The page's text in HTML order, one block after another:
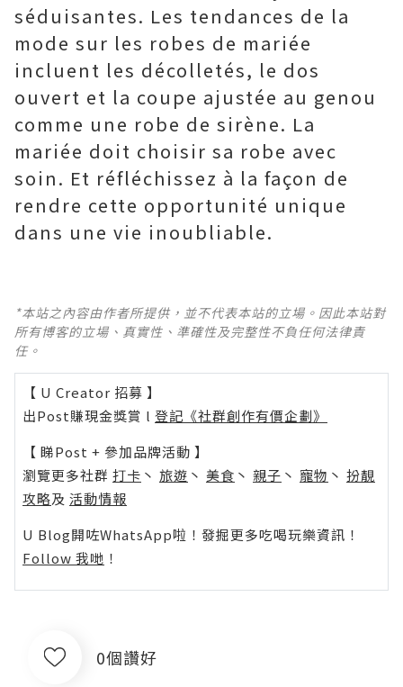
séduisantes. Les tendances de la
mode sur les robes de mariée
incluent les décolletés, le dos
ouvert et la coupe ajustée au genou
comme une robe de sirène. La
mariée doit choisir sa robe avec
soin. Et réfléchissez à la façon de
rendre cette opportunité unique
dans une vie inoubliable.
*本站之內容由作者所提供，並不代表本站的立場。因此本站對
所有博客的立場、真實性、準確性及完整性不負任何法律責
任。
【 U Creator 招募 】
出Post賺現金獎賞 l 登記《社群創作有價企劃》
【 睇Post + 參加品牌活動 】
瀏覽更多社群 打卡 丶 旅遊 丶 美食 丶 親子 丶 寵物 丶 扮靚
攻略及 活動情報
U Blog開咗WhatsApp啦！發掘更多吃喝玩樂資訊！
Follow 我哋 ！
0個讚好